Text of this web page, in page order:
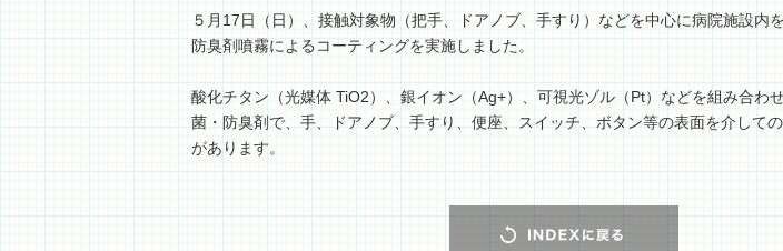
５月17日（日）、接触対象物（把手、ドアノブ、手すり）などを中心に病院施設内
防臭剤噴霧によるコーティングを実施しました。
酸化チタン（光媒体 TiO2）、銀イオン（Ag+）、可視光ゾル（Pt）などを組み合わ
菌・防臭剤で、手、ドアノブ、手すり、便座、スイッチ、ボタン等の表面を介して
があります。